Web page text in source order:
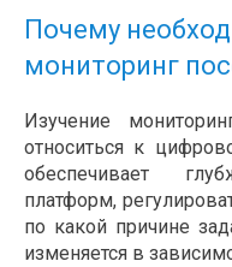
Почему
мониторинг
Изучение
относиться к
обеспечивает
платформ,
по какой причине
изменяется в